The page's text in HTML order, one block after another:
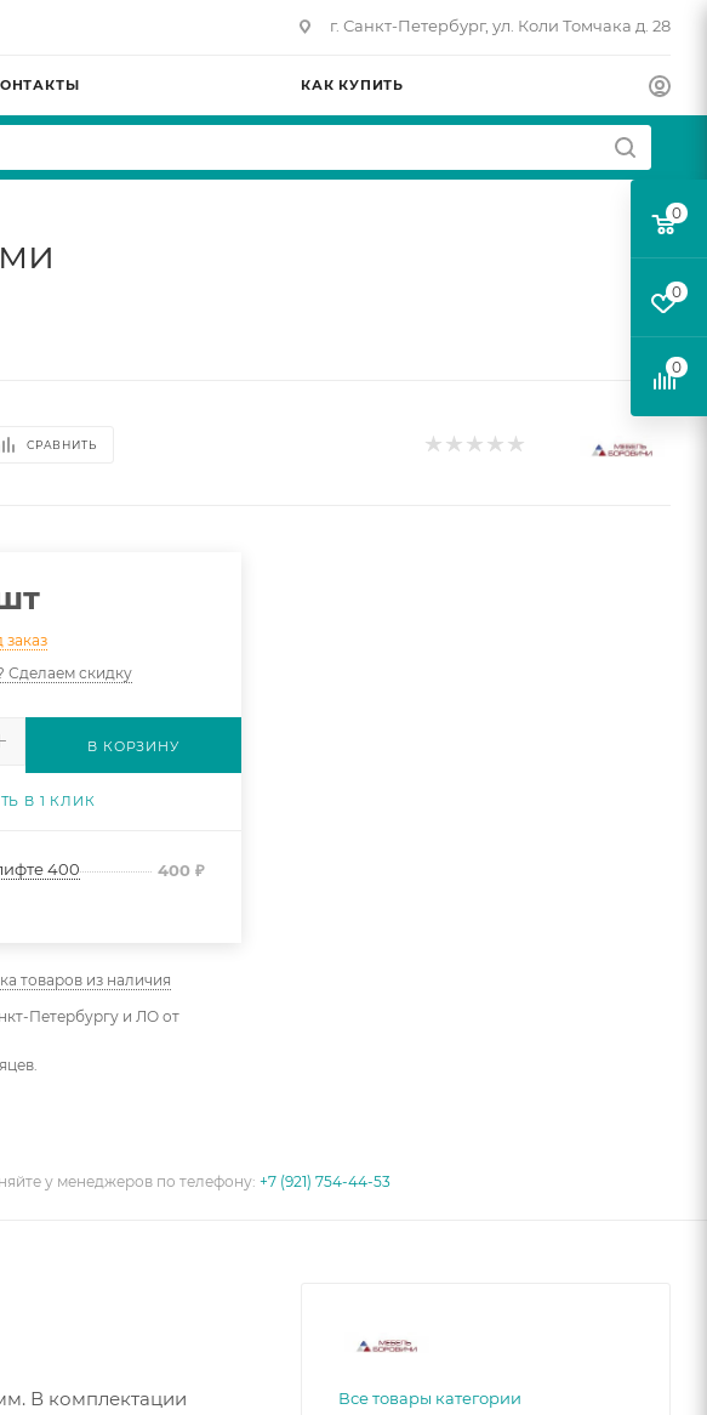
г. Санкт-Петербург, ул. Коли Томчака д. 28
КАК КУПИТЬ
СРАВНИТЬ
заказ
Сделаем скидку
В КОРЗИНУ
В 1 КЛИК
400
400₽
товаров из наличия
Петербургу и ЛО от
у менеджеров по телефону:+7 (921) 754-44-53
В комплектации
Все товары категории
0
0
0